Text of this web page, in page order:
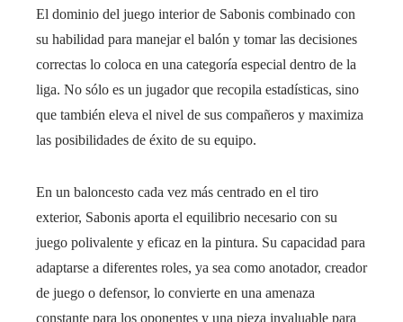
El dominio del juego interior de Sabonis combinado con
su habilidad para manejar el balón y tomar las decisiones
correctas lo coloca en una categoría especial dentro de la
liga. No sólo es un jugador que recopila estadísticas, sino
que también eleva el nivel de sus compañeros y maximiza
las posibilidades de éxito de su equipo.
En un baloncesto cada vez más centrado en el tiro
exterior, Sabonis aporta el equilibrio necesario con su
juego polivalente y eficaz en la pintura. Su capacidad para
adaptarse a diferentes roles, ya sea como anotador, creador
de juego o defensor, lo convierte en una amenaza
constante para los oponentes y una pieza invaluable para